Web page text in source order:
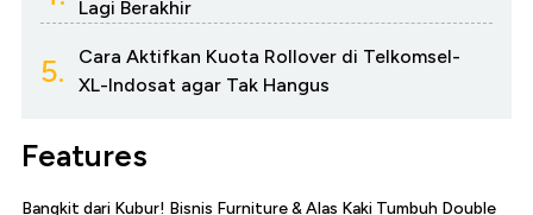
Lagi Berakhir
5.
Cara Aktifkan Kuota Rollover di Telkomsel-
XL-Indosat agar Tak Hangus
Features
Bangkit dari Kubur! Bisnis Furniture & Alas Kaki Tumbuh Double